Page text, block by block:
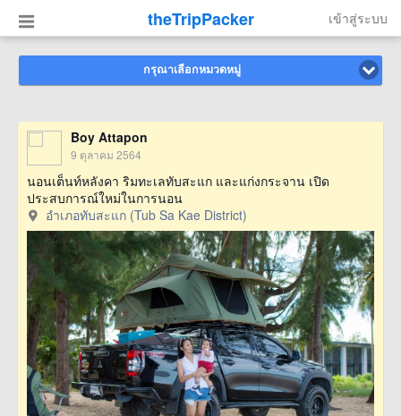
theTripPacker เข้าสู่ระบบ
กรุณาเลือกหมวดหมู่
Boy Attapon
9 ตุลาคม 2564
นอนเต็นท์หลังคา ริมทะเลทับสะแก และแก่งกระจาน เปิด
ประสบการณ์ใหม่ในการนอน
อำเภอทับสะแก (Tub Sa Kae District)